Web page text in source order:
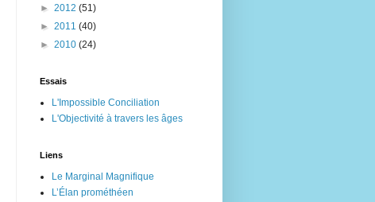
► 2012 (51)
► 2011 (40)
► 2010 (24)
Essais
L'Impossible Conciliation
L'Objectivité à travers les âges
Liens
Le Marginal Magnifique
L’Élan prométhéen